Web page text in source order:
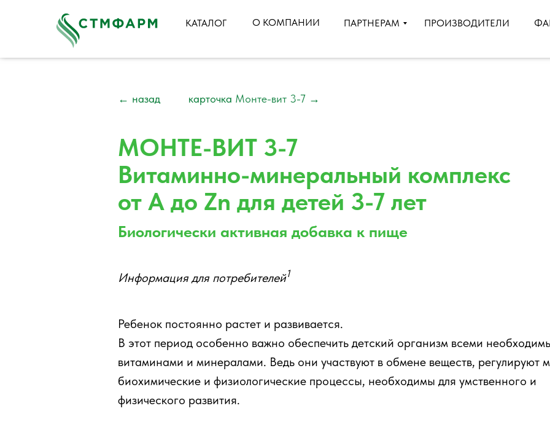
ПРОИЗВОДИТЕЛИ
ПАРТНЕРАМ
КАТАЛОГ О КОМПАНИИ
карточка Монте-вит 3-7 →
← назад
МОНТЕ-ВИТ 3-7
Витаминно-минеральный комплекс
от А до Zn для детей 3-7 лет
Биологически активная добавка к пище
Информация для потребителей1
Ребенок постоянно растет и развивается.
В этот период особенно важно обеспечить детский организм всеми
витаминами и минералами. Ведь они участвуют в обмене веществ, регулируют
биохимические и физиологические процессы, необходимы для умственного и
физического развития.